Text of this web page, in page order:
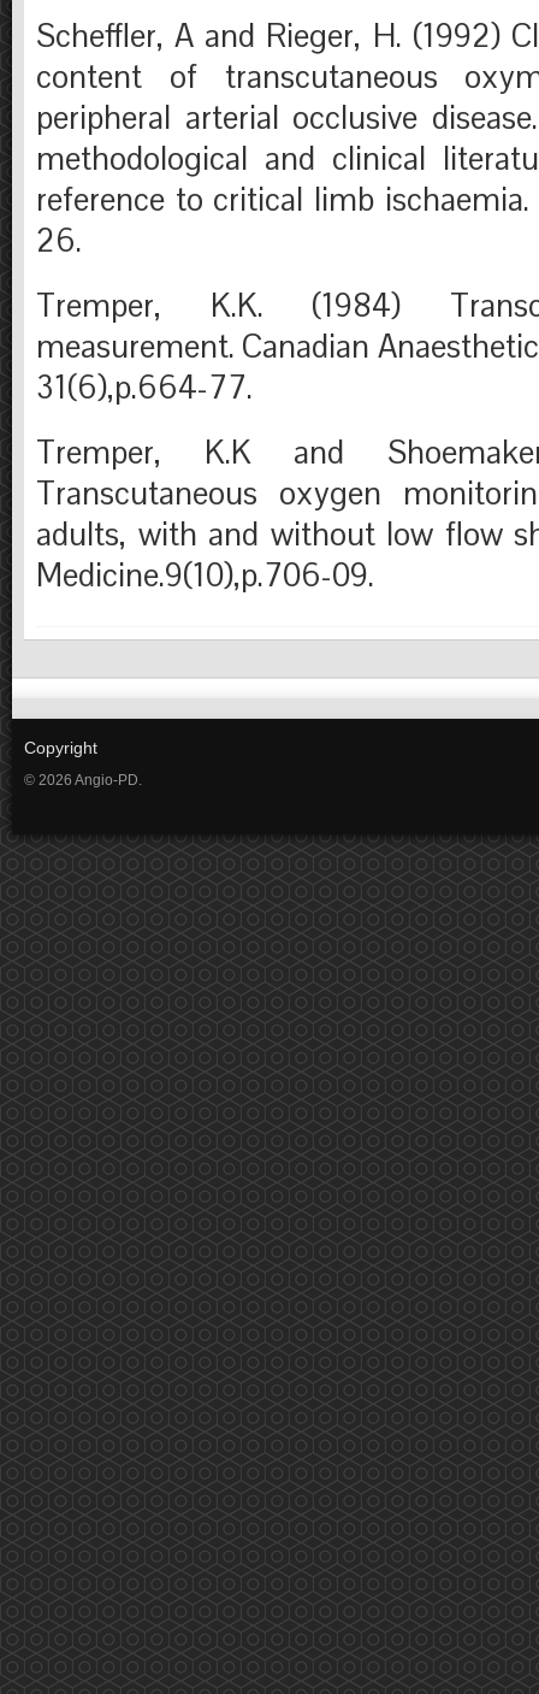
Scheffler, A and Rieger, H. (1992)
content of transcutaneous
peripheral arterial occlusive
methodological and clinical
reference to critical limb ischaemia.
26.
Tremper, K.K. (1984)
measurement. Canadian
31(6),p.664-77.
Tremper, K.K and
Transcutaneous oxygen
adults, with and without low flow
Medicine.9(10),p.706-09.
Copyright
© 2026 Angio-PD.